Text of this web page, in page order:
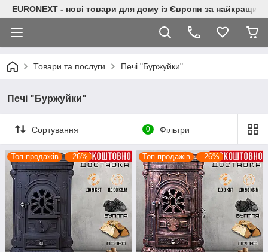
EURONEXT - нові товари для дому із Європи за
Товари та послуги Печі "Буржуйки"
Печі "Буржуйки"
Сортування 0 Фільтри
Топ продажів –26% Топ продажів –26%